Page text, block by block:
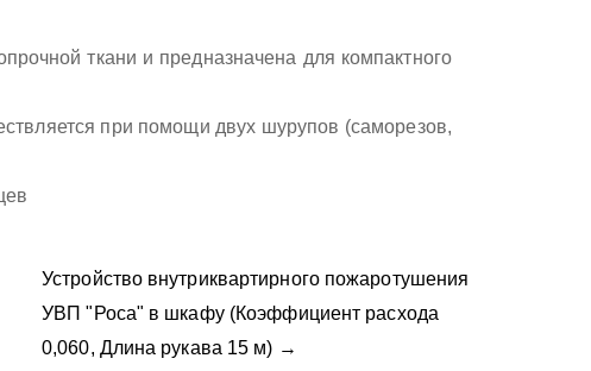
ткани и предназначена для компактного
при помощи двух шурупов (саморезов,
Устройство внутриквартирного пожаротушения
УВП "Роса" в шкафу (Коэффициент расхода
0,060, Длина рукава 15 м) →